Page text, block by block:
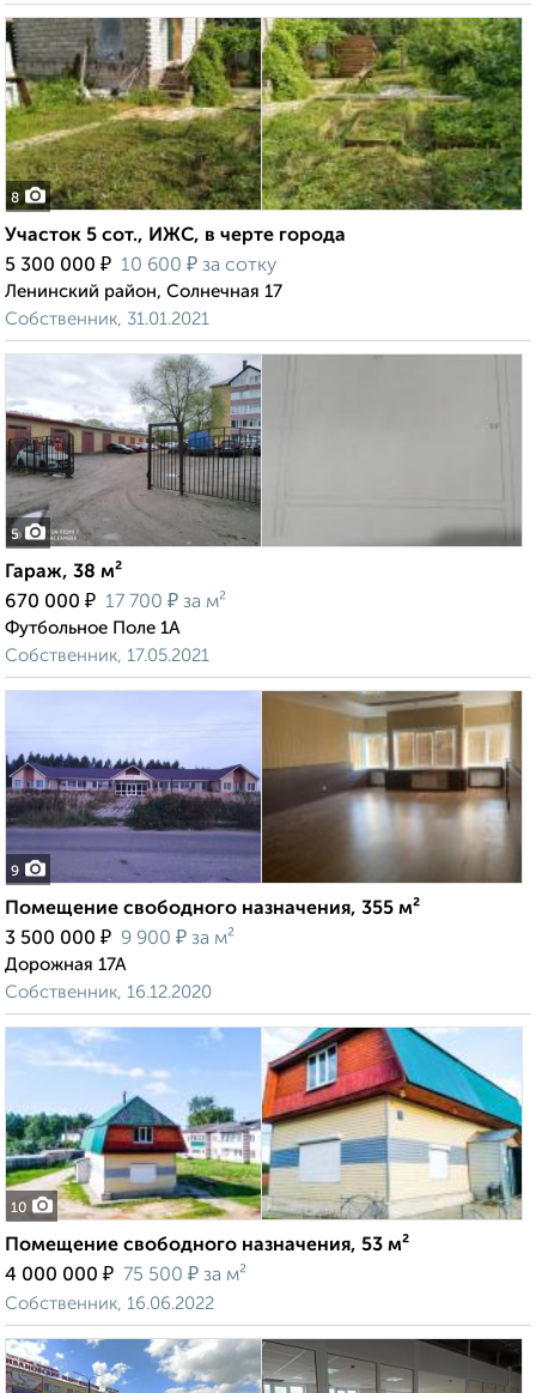
8
Участок 5 сот., ИЖС, в черте города
5 300 000 ₽ 10 600 ₽ за сотку
Ленинский район, Солнечная 17
Собственник, 31.01.2021
5
Гараж, 38 м²
670 000 ₽ 17 700 ₽ за м²
Футбольное Поле 1А
Собственник, 17.05.2021
9
Помещение свободного назначения, 355 м²
3 500 000 ₽ 9 900 ₽ за м²
Дорожная 17А
Собственник, 16.12.2020
10
Помещение свободного назначения, 53 м²
4 000 000 ₽ 75 500 ₽ за м²
Собственник, 16.06.2022